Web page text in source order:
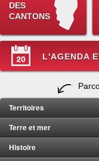
DES
CANTONS
L'AGENDA
Territoires
Terre et mer
Histoire